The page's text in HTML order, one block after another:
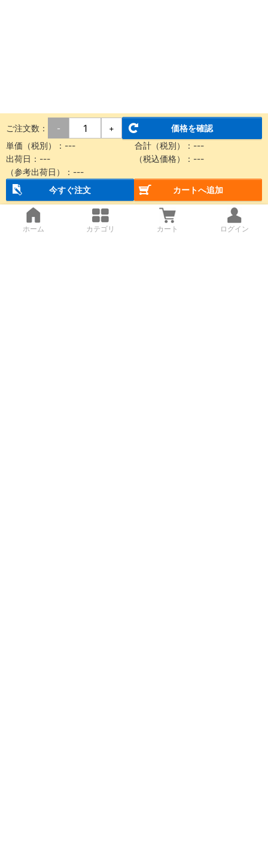
ご注文数： - +
価格を確認
単価（税別）： --- 合計（税別）： ---
出荷日： --- （税込価格）： ---
（参考出荷日）： ---
今すぐ注文
カートへ追加
ホーム カテゴリ カート ログイン